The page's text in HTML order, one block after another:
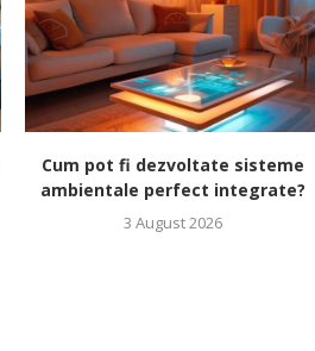
Cum pot fi dezvoltate sisteme
ambientale perfect integrate?
3 August 2026